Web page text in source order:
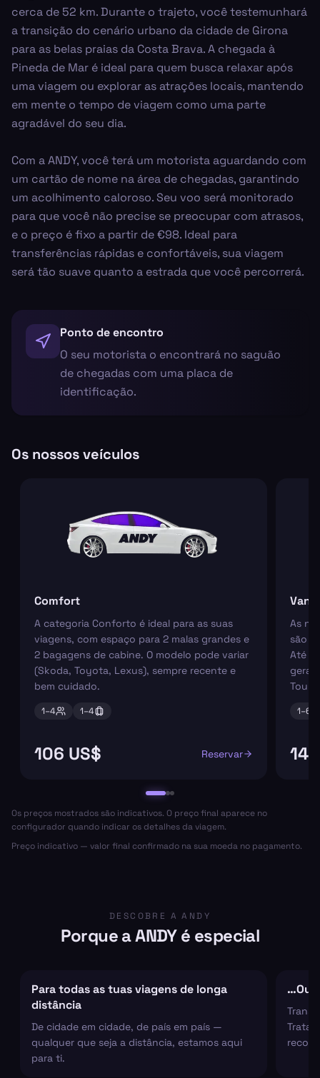
cerca de 52 km. Durante o trajeto, você testemunhará
a transição do cenário urbano da cidade de Girona
para as belas praias da Costa Brava. A chegada à
Pineda de Mar é ideal para quem busca relaxar após
uma viagem ou explorar as atrações locais, mantendo
em mente o tempo de viagem como uma parte
agradável do seu dia.
Com a ANDY, você terá um motorista aguardando com
um cartão de nome na área de chegadas, garantindo
um acolhimento caloroso. Seu voo será monitorado
para que você não precise se preocupar com atrasos,
e o preço é fixo a partir de €98. Ideal para
transferências rápidas e confortáveis, sua viagem
será tão suave quanto a estrada que você percorrerá.
Ponto de encontro
O seu motorista o encontrará no saguão
de chegadas com uma placa de
identificação.
Os nossos veículos
Comfort
A categoria Conforto é ideal para as suas
viagens, com espaço para 2 malas grandes e
2 bagagens de cabine. O modelo pode variar
(Skoda, Toyota, Lexus), sempre recente e
bem cuidado.
1–4 1–4
106 US$ Reservar
Van
As
são
Até 6
1–6
Os preços mostrados são indicativos. O preço final aparece no
configurador quando indicar os detalhes da viagem.
Preço indicativo — valor final confirmado na sua moeda no pagamento.
DESCOBRE A ANDY
Porque a ANDY é especial
Para todas as tuas viagens de longa
distância
De cidade em cidade, de país em país —
qualquer que seja a distância, estamos aqui
para ti.
…Ou